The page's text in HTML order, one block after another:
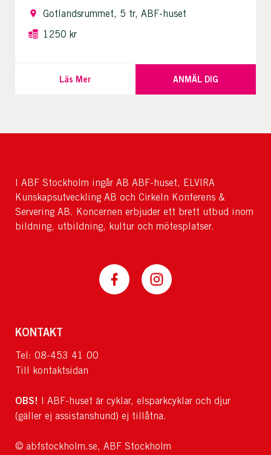
Gotlandsrummet, 5 tr, ABF-huset
1250 kr
Läs Mer ANMÄL DIG
I ABF Stockholm ingår AB ABF-huset, ELVIRA
Kunskapsutveckling AB och Cirkeln Konferens &
Servering AB. Koncernen erbjuder ett brett utbud inom
bildning, utbildning, kultur och mötesplatser.
KONTAKT
Tel: 08-453 41 00
Till kontaktsidan
OBS! I ABF-huset är cyklar, elsparkcyklar och djur
(gäller ej assistanshund) ej tillåtna.
© abfstockholm.se, ABF Stockholm